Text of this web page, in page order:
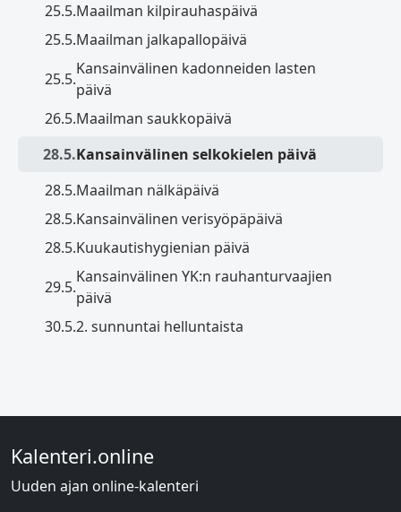
25.5.Maailman kilpirauhaspäivä
25.5.Maailman jalkapallopäivä
25.5.
Kansainvälinen kadonneiden lasten
päivä
26.5.Maailman saukkopäivä
28.5.Kansainvälinen selkokielen päivä
28.5.Maailman nälkäpäivä
28.5.Kansainvälinen verisyöpäpäivä
28.5.Kuukautishygienian päivä
29.5.
Kansainvälinen YK:n rauhanturvaajien
päivä
30.5.2. sunnuntai helluntaista
Kalenteri.online
Uuden ajan online-kalenteri